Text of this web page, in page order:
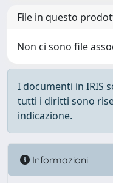
File in questo
Non ci sono file
I documenti in IRIS
tutti i diritti sono
indicazione.
Informazioni